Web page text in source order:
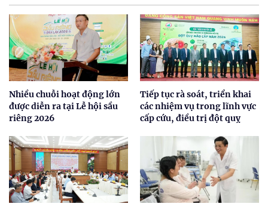
Nhiều chuỗi hoạt động lớn
được diễn ra tại Lễ hội sầu
riêng 2026
Tiếp tục rà soát, triển khai
các nhiệm vụ trong lĩnh vực
cấp cứu, điều trị đột quỵ